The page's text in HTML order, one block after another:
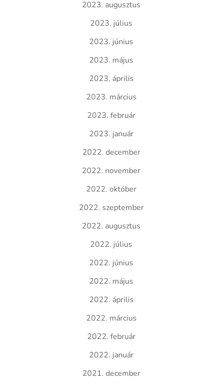
2023. augusztus
2023. július
2023. június
2023. május
2023. április
2023. március
2023. február
2023. január
2022. december
2022. november
2022. október
2022. szeptember
2022. augusztus
2022. július
2022. június
2022. május
2022. április
2022. március
2022. február
2022. január
2021. december